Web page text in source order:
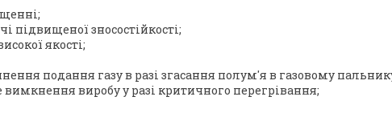
підвищеної зносостійкості;
якості;
подання газу в разі згасання полум'я в газовому
виробу у разі критичного перегрівання;